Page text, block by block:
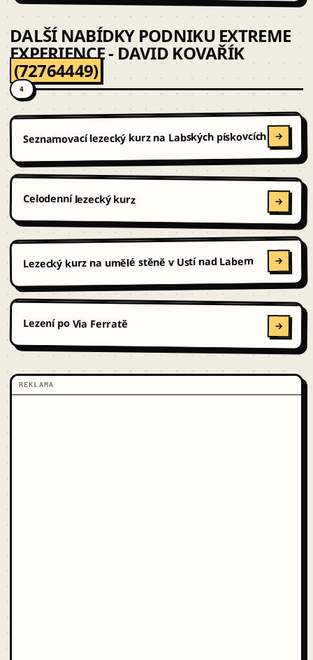
DALŠÍ NABÍDKY PODNIKU EXTREME
EXPERIENCE - DAVID KOVAŘÍK
(72764449)
4
Seznamovací lezecký kurz na Labských pískovcích
Celodenní lezecký kurz
Lezecký kurz na umělé stěně v Ustí nad Labem
Lezení po Via Ferratě
REKLAMA